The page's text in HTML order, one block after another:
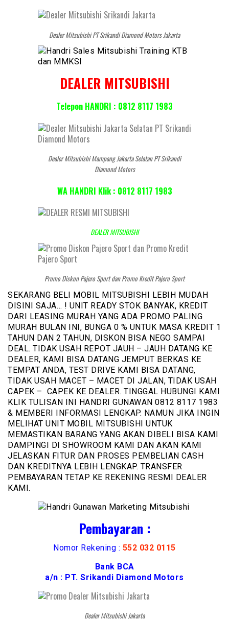
Dealer Mitsubishi PT Srikandi Diamond Motors Jakarta
DEALER MITSUBISHI
Telepon HANDRI : 0812 8117 1983
Dealer Mitsubishi Mampang Jakarta Selatan PT Srikandi
Diamond Motors
WA HANDRI Klik : 0812 8117 1983
DEALER MITSUBISHI
Promo Diskon Pajero Sport dan Promo Kredit Pajero Sport
SEKARANG BELI MOBIL MITSUBISHI LEBIH MUDAH
DISINI SAJA… ! UNIT READY STOK BANYAK, KREDIT
DARI LEASING MURAH YANG ADA PROMO PALING
MURAH BULAN INI, BUNGA 0 % UNTUK MASA KREDIT 1
TAHUN DAN 2 TAHUN, DISKON BISA NEGO SAMPAI
DEAL. TIDAK USAH REPOT JAUH – JAUH DATANG KE
DEALER, KAMI BISA DATANG JEMPUT BERKAS KE
TEMPAT ANDA, TEST DRIVE KAMI BISA DATANG,
TIDAK USAH MACET – MACET DI JALAN, TIDAK USAH
CAPEK – CAPEK KE DEALER. TINGGAL HUBUNGI KAMI
KLIK TULISAN INI HANDRI GUNAWAN 0812 8117 1983
& MEMBERI INFORMASI LENGKAP. NAMUN JIKA INGIN
MELIHAT UNIT MOBIL MITSUBISHI UNTUK
MEMASTIKAN BARANG YANG AKAN DIBELI BISA KAMI
DAMPINGI DI SHOWROOM KAMI DAN AKAN KAMI
JELASKAN FITUR DAN PROSES PEMBELIAN CASH
DAN KREDITNYA LEBIH LENGKAP. TRANSFER
PEMBAYARAN TETAP KE REKENING RESMI DEALER
KAMI.
Pembayaran :
Nomor Rekening : 552 032 0115
Bank BCA
a/n : PT. Srikandi Diamond Motors
Dealer Mitsubishi Jakarta